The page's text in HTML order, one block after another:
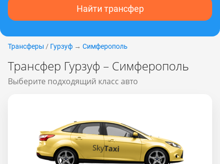
Найти трансфер
Трансферы / Гурзуф → Симферополь
Трансфер Гурзуф – Симферополь
Выберите подходящий класс авто